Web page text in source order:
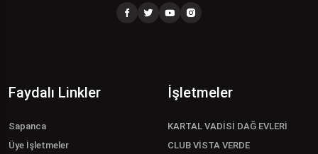
Faydalı Linkler
Sapanca
Üye İşletmeler
İşletmeler
KARTAL VADİSİ DAĞ EVLERİ
CLUB VİSTA VERDE